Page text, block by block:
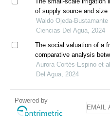
of supply source and size
Waldo Ojeda-
Ciencias Del Agua, 2024
The social valuation of a
comparative analysis
semantic networks
Aurora Cortés-Espino et
Del Agua, 2024
Powered by